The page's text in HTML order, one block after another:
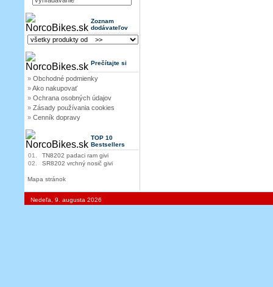
Zoznam
dodávateľov
Prečítajte si
» Obchodné podmienky
»Ako nakupovať
» Ochrana osobných údajov
» Zásady používania cookies
» Cenník dopravy
TOP 10
Bestsellers
01.
TN8202 padaci ram givi
02.
SR8202 vrchný nosič givi
Mapa stránok
Nedeľa, 9. augusta 2026